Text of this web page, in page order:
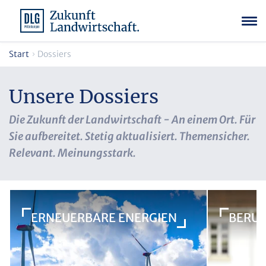
Start Dossiers
Unsere Dossiers
Die Zukunft der Landwirtschaft - An einem Ort. Für
Sie aufbereitet. Stetig aktualisiert. Themensicher.
Relevant. Meinungsstark.
ERNEUERBARE ENERGIEN